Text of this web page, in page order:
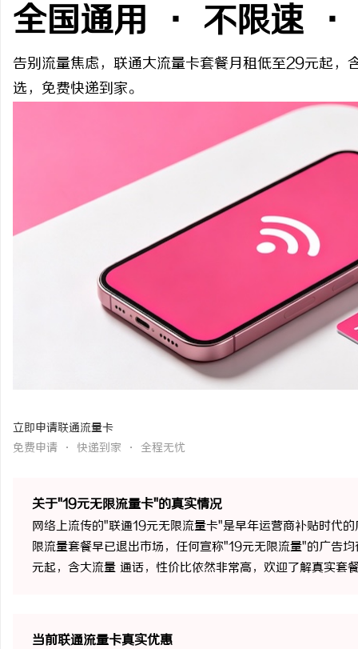
全国通用 · 不限速 ·
告别流量焦虑，联通大流量卡套餐月租低至29元起，
选，免费快递到家。
立即申请联通流量卡
免费申请 · 快递到家 · 全程无忧
关于"19元无限流量卡"的真实情况
网络上流传的"联通19元无限流量卡"是早年运营商补贴时代
限流量套餐早已退出市场，任何宣称"19元无限流量"的广告
元起，含大流量 通话，性价比依然非常高，欢迎了解真实套
当前联通流量卡真实优惠
揭秘成都私家侦探行业